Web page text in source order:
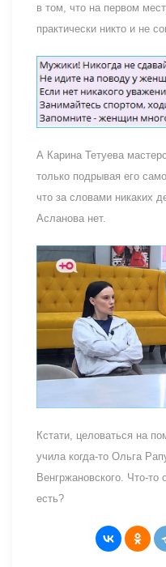
в том, что на первом
практически никто и не
А Карина Тетуева
только подрывая его
что за словами никаких
Асланова нет.
Кстати, целоваться на
учила когда-то Ольга
Венгржановского. Что-
есть?